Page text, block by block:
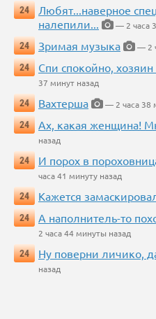
24
Любят...наверное
налепили...
— 2 часа
24
Зримая музыка
— 2
24
Спи спокойно,
37 минут назад
24
Вахтерша
— 2 часа 38
24
Ах, какая женщина!
назад
24
И порох в
часа 41 минуту назад
24
Кажется
24
А наполнитель-то
2 часа 44 минуты назад
24
Ну поверни личико,
назад